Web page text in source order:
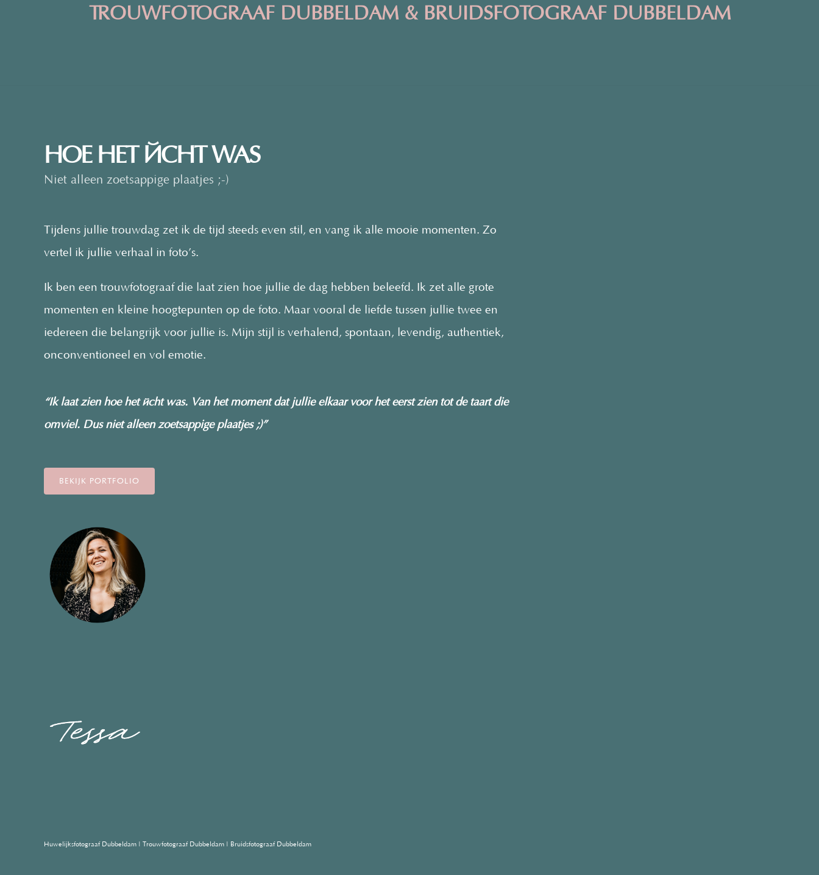
TROUWFOTOGRAAF DUBBELDAM & BRUIDSFOTOGRAAF DUBBELDAM
HOE HET ÉCHT WAS
Niet alleen zoetsappige plaatjes ;-)
Tijdens jullie trouwdag zet ik de tijd steeds even stil, en vang ik alle mooie momenten. Zo
vertel ik jullie verhaal in foto’s.
Ik ben een trouwfotograaf die laat zien hoe jullie de dag hebben beleefd. Ik zet alle grote
momenten en kleine hoogtepunten op de foto. Maar vooral de liefde tussen jullie twee en
iedereen die belangrijk voor jullie is. Mijn stijl is verhalend, spontaan, levendig, authentiek,
onconventioneel en vol emotie.
“Ik laat zien hoe het écht was. Van het moment dat jullie elkaar voor het eerst zien tot de taart die
omviel. Dus niet alleen zoetsappige plaatjes ;)”
BEKIJK PORTFOLIO
Huwelijksfotograaf Dubbeldam | Trouwfotograaf Dubbeldam | Bruidsfotograaf Dubbeldam